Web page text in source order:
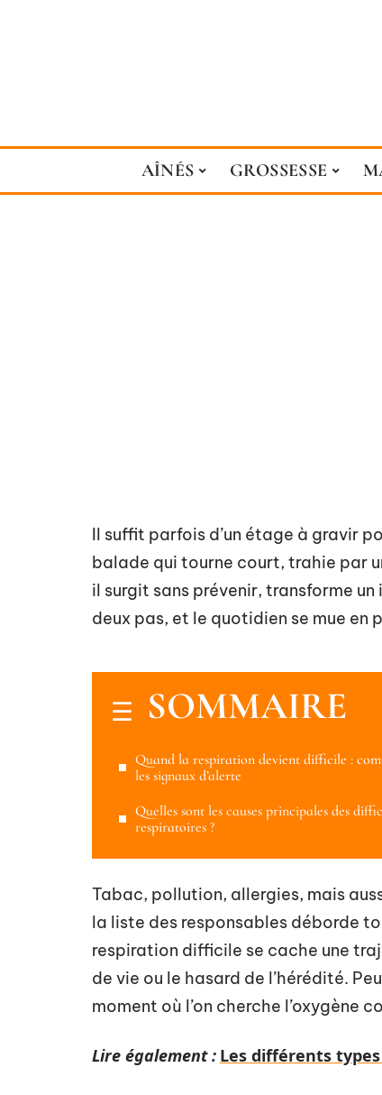
AÎNÉS GROSSESSE
Il suffit parfois d’un étage à gravir
balade qui tourne court, trahie par
il surgit sans prévenir, transforme
deux pas, et le quotidien se mue en
SOMMAIRE
Quand la respiration devient difficile :
les signaux d’alerte
Quelles sont les causes principales des
respiratoires ?
Tabac, pollution, allergies, mais
la liste des responsables déborde
respiration difficile se cache une
de vie ou le hasard de l’hérédité.
moment où l’on cherche l’oxygène
Lire également : Les différents